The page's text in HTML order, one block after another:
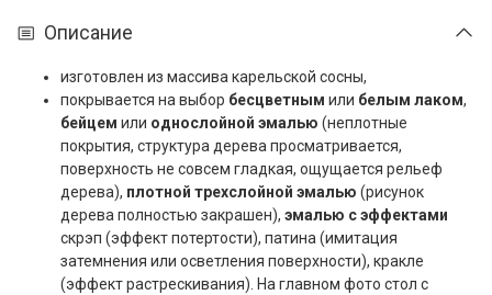
Описание
изготовлен из массива карельской сосны,
покрывается на выбор бесцветным или белым лаком,
бейцем или однослойной эмалью (неплотные
покрытия, структура дерева просматривается,
поверхность не совсем гладкая, ощущается рельеф
дерева), плотной трехслойной эмалью (рисунок
дерева полностью закрашен), эмалью с эффектами
скрэп (эффект потертости), патина (имитация
затемнения или осветления поверхности), кракле
(эффект растрескивания). На главном фото стол с